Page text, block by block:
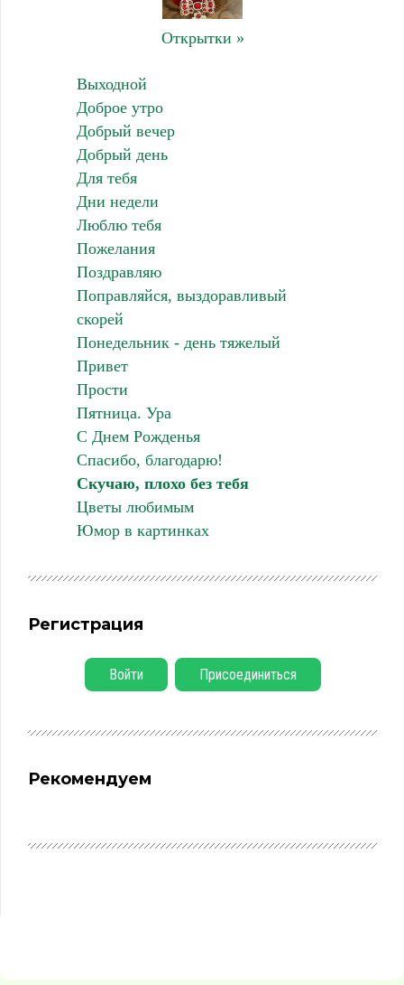
Открытки »
Выходной
Доброе утро
Добрый вечер
Добрый день
Для тебя
Дни недели
Люблю тебя
Пожелания
Поздравляю
Поправляйся, выздоравливый
скорей
Понедельник - день тяжелый
Привет
Прости
Пятница. Ура
С Днем Рожденья
Спасибо, благодарю!
Скучаю, плохо без тебя
Цветы любимым
Юмор в картинках
Регистрация
Войти Присоединиться
Рекомендуем